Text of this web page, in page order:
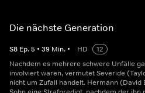
Die nächste Generation
S8 Ep.5 • 39 Min. • HD
12
Nachdem es mehrere schwere Unfälle
involviert waren, vermutet Severide
nicht um Zufall handelt. Hermann (David